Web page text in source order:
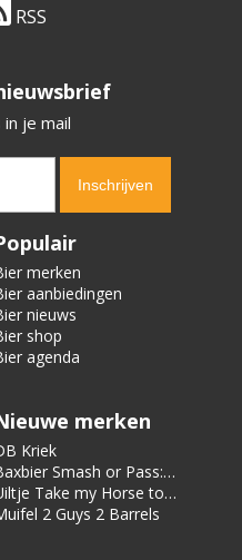
RSS
je mail
merken
aanbiedingen
nieuws
shop
agenda
merken
Kriek
Smash or Pass:
Take my Horse to
Hotel Room
2 Guys 2 Barrels